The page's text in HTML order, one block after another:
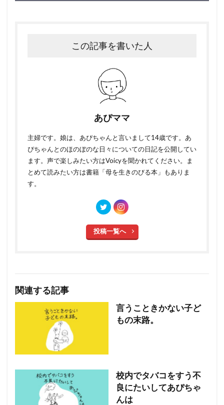
この記事を書いた人
あぴママ
主婦です。娘は、あぴちゃんと言いまして14歳です。あ
ぴちゃんとのほのぼのな日々についての日記を公開してい
ます。声で楽しみたい方はVoicyを聞かれてください。ま
とめて読みたい方は書籍「母を生きのびる本」もありま
す。
投稿一覧へ
関連する記事
言うこときかない子ど
もの末路。
校内でタバコをすう不
良にたいしてあぴちゃ
んは